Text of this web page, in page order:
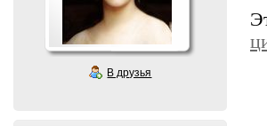
В друзья